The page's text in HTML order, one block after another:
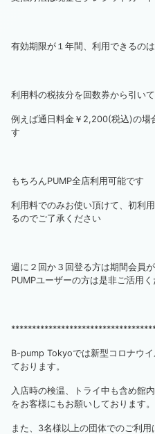
有効期限が１年間、利用できるの
利用料の税抜分を回数券から引い
例えば通日料金￥2,200(税込)の
す
もちろんPUMP全店利用可能です
利用料でのみお使い頂けて、初利
るのでご了承ください
週に２回か３回登る方は期間会員
PUMPユーザーの方は是非ご活用く
B-pump Tokyoでは新型コロナウ
ております。
入店時の検温、トライ中も含め館
をお客様にもお願いしております。
また、3名様以上の団体でのご利